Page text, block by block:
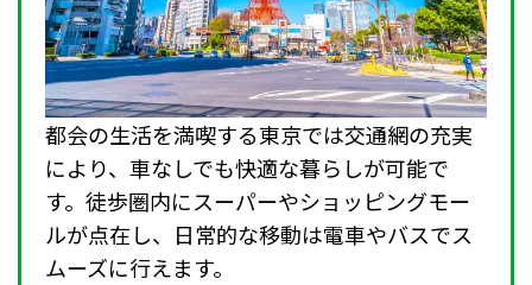
都会の生活を満喫する東京では交通網の充実
により、車なしでも快適な暮らしが可能で
す。徒歩圏内にスーパーやショッピングモー
ルが点在し、日常的な移動は電車やバスでス
ムーズに行えます。